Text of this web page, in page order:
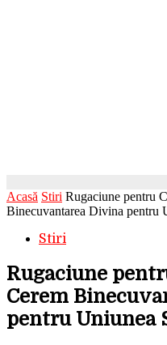
Acasă Stiri Rugaciune pentru
Binecuvantarea Divina pentru
Stiri
Rugaciune
Cerem
pentru Uniunea